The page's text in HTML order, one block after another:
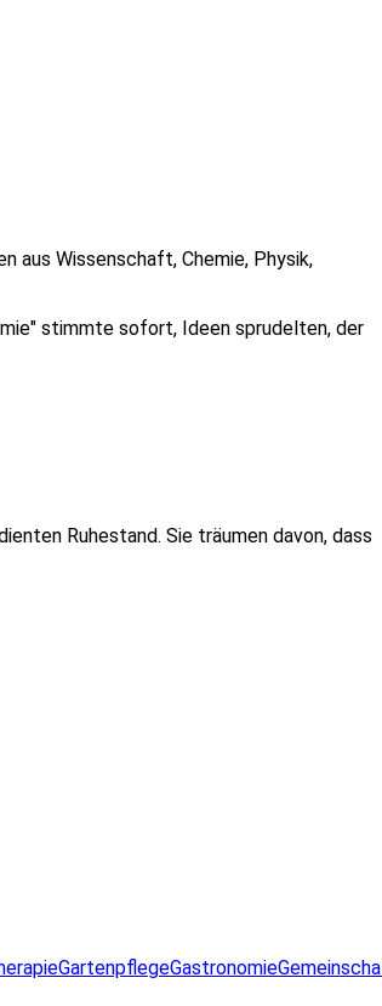
aus Wissenschaft, Chemie, Physik,
stimmte sofort, Ideen sprudelten, der
Ruhestand. Sie träumen davon, dass
GartenpflegeGastronomie